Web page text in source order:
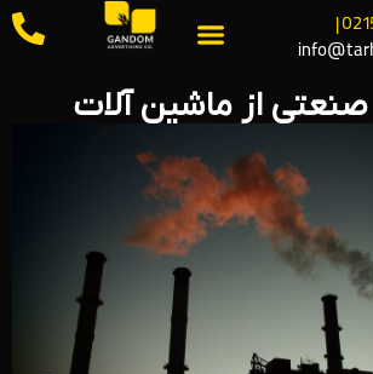
از ماشین آلات